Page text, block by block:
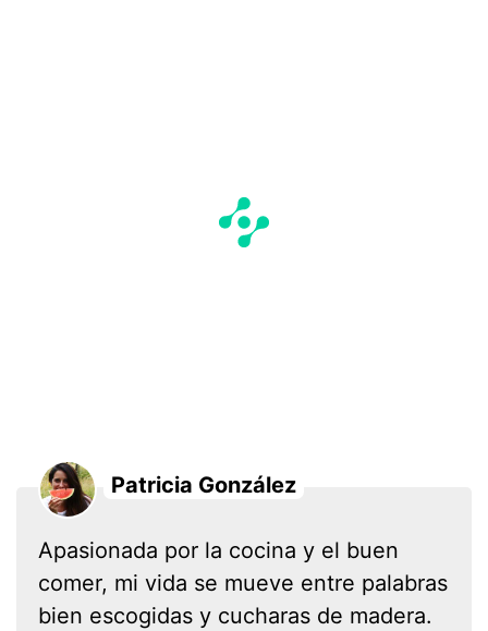
Patricia González
Apasionada por la cocina y el buen
comer, mi vida se mueve entre palabras
bien escogidas y cucharas de madera.